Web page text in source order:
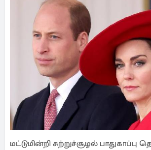
மட்டுமின்றி சுற்றுச்சூழல்